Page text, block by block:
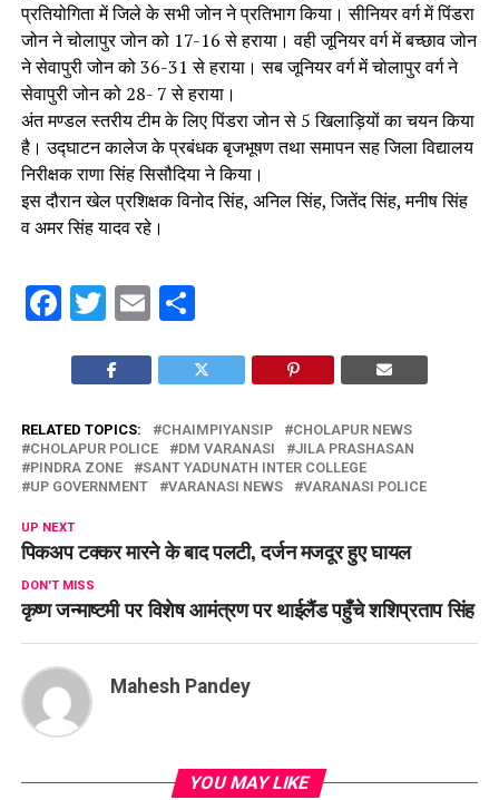
प्रतियोगिता में जिले के सभी जोन ने प्रतिभाग किया। सीनियर वर्ग में पिंडरा
जोन ने चोलापुर जोन को 17-16 से हराया। वही जूनियर वर्ग में बच्छाव जोन
ने सेवापुरी जोन को 36-31 से हराया। सब जूनियर वर्ग में चोलापुर वर्ग ने
सेवापुरी जोन को 28- 7 से हराया।
अंत मण्डल स्तरीय टीम के लिए पिंडरा जोन से 5 खिलाड़ियों का चयन किया
है। उद्घाटन कालेज के प्रबंधक बृजभूषण तथा समापन सह जिला विद्यालय
निरीक्षक राणा सिंह सिसौदिया ने किया।
इस दौरान खेल प्रशिक्षक विनोद सिंह, अनिल सिंह, जितेंद सिंह, मनीष सिंह
व अमर सिंह यादव रहे।
Facebook
Twitter
EmailShare
RELATED TOPICS: CHAIMPIYANSIP
CHOLAPUR NEWS
CHOLAPUR POLICE
DM VARANASI
JILA PRASHASAN
PINDRA ZONE
SANT YADUNATH INTER COLLEGE
UP GOVERNMENT
VARANASI NEWS VARANASI POLICE
UP NEXT
पिकअप टक्कर मारने के बाद पलटी, दर्जन मजदूर हुए घायल
DON'T MISS
कृष्ण जन्माष्टमी पर विशेष आमंत्रण पर थाईलैंड पहुँचे शशिप्रताप सिंह
Mahesh Pandey
YOU MAY LIKE